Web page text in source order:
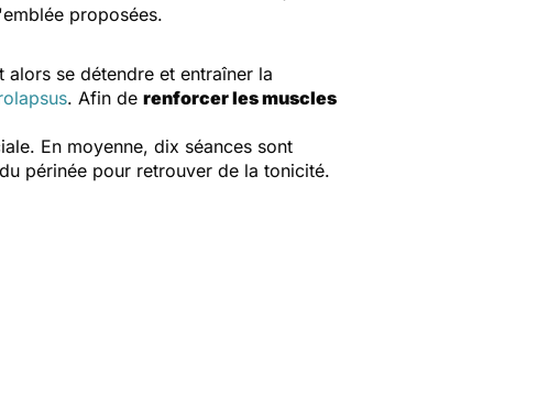
proposées.
se détendre et entraîner la
. Afin de renforcer les muscles
En moyenne, dix séances sont
périnée pour retrouver de la tonicité.